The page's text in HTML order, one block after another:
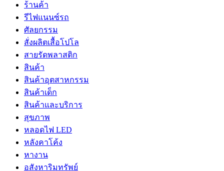
ร้านค้า
รีไฟแนนซ์รถ
ศัลยกรรม
สั่งผลิตเสื้อโปโล
สายรัดพลาสติก
สินค้า
สินค้าอุตสาหกรรม
สินค้าเด็ก
สินค้าและบริการ
สุขภาพ
หลอดไฟ LED
หลังคาโค้ง
หางาน
อสังหาริมทรัพย์